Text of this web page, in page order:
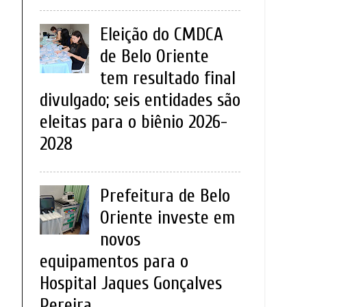
Eleição do CMDCA
de Belo Oriente
tem resultado final
divulgado; seis entidades são
eleitas para o biênio 2026-
2028
Prefeitura de Belo
Oriente investe em
novos
equipamentos para o
Hospital Jaques Gonçalves